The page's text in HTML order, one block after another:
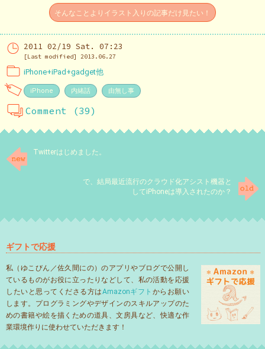
そんなことよりイラスト入りの記事だけ見たい！
2011 02/19 Sat. 07:23
[Last modified] 2013.06.27
iPhone+iPad+gadget他
iPhone 内緒話 由無し事
Comment (39)
Twitterはじめました。
で、結局最近流行のクラウド化アシスト機器と
してiPhoneは導入されたのか？
ギフトで応援
私（ゆこびん／佐久間にの）のアプリやブログで公開し
ているものがお役に立ったりなどして、私の活動を応援
したいと思ってくださる方はAmazonギフト からお願い
します。プログラミングやデザインのスキルアップのた
めの書籍や絵を描くための道具、文房具など、快適な作
業環境作りに使わせていただきます！